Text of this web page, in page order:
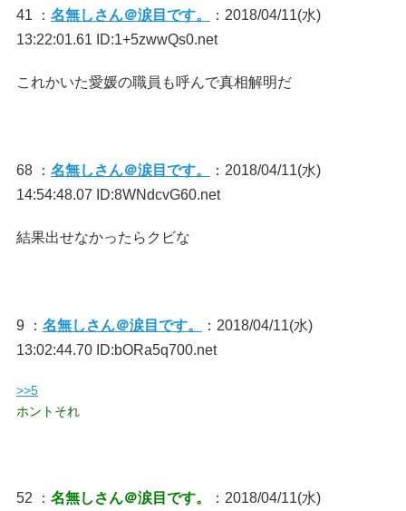
41 ： 名無しさん＠涙目です。
：2018/04/11(水)
13:22:01.61 ID:1+5zwwQs0.net
これかいた愛媛の職員も呼んで真相解明だ
68 ： 名無しさん＠涙目です。
：2018/04/11(水)
14:54:48.07 ID:8WNdcvG60.net
結果出せなかったらクビな
9 ： 名無しさん＠涙目です。
：2018/04/11(水)
13:02:44.70 ID:bORa5q700.net
>>5
ホントそれ
52 ： 名無しさん＠涙目です。
：2018/04/11(水)